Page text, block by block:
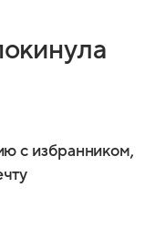
с избранником,